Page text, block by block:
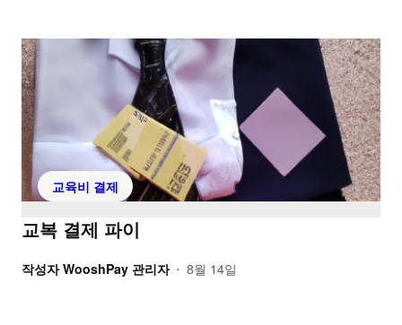
교육비 결제
교복 결제 파이
작성자 WooshPay 관리자 • 8월 14일